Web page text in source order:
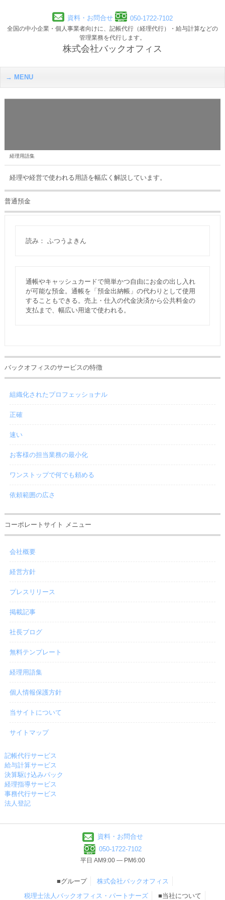
資料・お問合せ 050-1722-7102
全国の中小企業・個人事業者向けに、記帳代行（経理代行）・給与計算などの
管理業務を代行します。
株式会社バックオフィス
MENU
経理用語集
経理や経営で使われる用語を幅広く解説しています。
普通預金
読み： ふつうよきん
通帳やキャッシュカードで簡単かつ自由にお金の出し入れ
が可能な預金。通帳を「預金出納帳」の代わりとして使用
することもできる。売上・仕入の代金決済から公共料金の
支払まで、幅広い用途で使われる。
バックオフィスのサービスの特徴
組織化されたプロフェッショナル
正確
速い
お客様の担当業務の最小化
ワンストップで何でも頼める
依頼範囲の広さ
コーポレートサイト メニュー
会社概要
経営方針
プレスリリース
掲載記事
社長ブログ
無料テンプレート
経理用語集
個人情報保護方針
当サイトについて
サイトマップ
記帳代行サービス
給与計算サービス
決算駆け込みパック
経理指導サービス
事務代行サービス
法人登記
資料・お問合せ
050-1722-7102
平日 AM9:00 ― PM6:00
■グループ
株式会社バックオフィス
税理士法人バックオフィス・パートナーズ
■当社について